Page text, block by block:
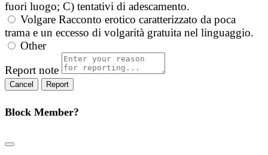
fuori luogo; C) tentativi di adescamento.
Volgare Racconto erotico caratterizzato da poca
trama e un eccesso di volgarità gratuita nel linguaggio.
Other
Report note
Report
Block Member?